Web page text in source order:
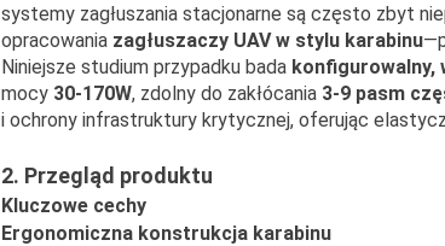
systemy zagłuszania stacjonarne są często zbyt
opracowania zagłuszaczy UAV w stylu karabinu
Niniejsze studium przypadku bada konfigurowalny,
mocy 30-170W, zdolny do zakłócania 3-9 pasm
i ochrony infrastruktury krytycznej, oferując
2. Przegląd produktu
Kluczowe cechy
Ergonomiczna konstrukcja karabinu